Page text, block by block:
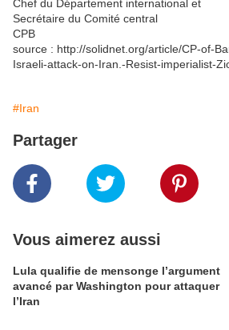
Chef du Département international et
Secrétaire du Comité central
CPB
source : http://solidnet.org/article/CP-of-
Israeli-attack-on-Iran.-Resist-imperialist-
#Iran
Partager
Vous aimerez aussi
Lula qualifie de mensonge l’argument
avancé par Washington pour attaquer
l’Iran